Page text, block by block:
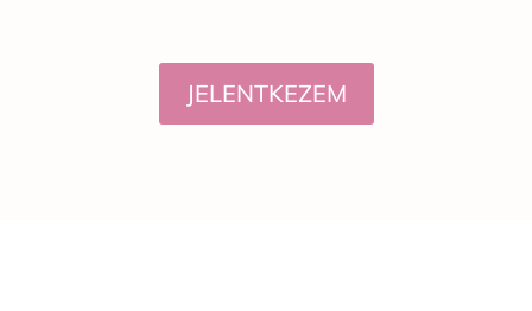
JELENTKEZEM